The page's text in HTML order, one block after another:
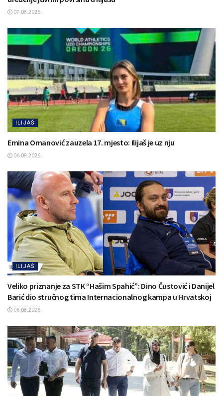
07.08.2026.
ILIJAŠ
Emina Omanović zauzela 17. mjesto: Ilijaš je uz nju
06.08.2026.
ILIJAŠ
Veliko priznanje za STK “Hašim Spahić”: Dino Čustović i Danijel
Barić dio stručnog tima Internacionalnog kampa u Hrvatskoj
06.08.2026.